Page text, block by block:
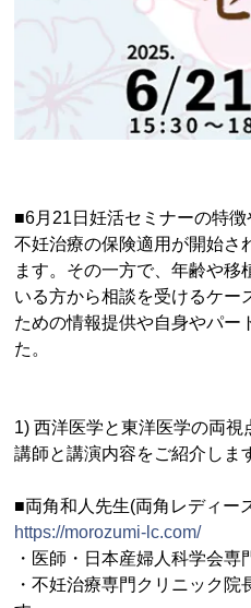
■6月21日妊活セミナーの特徴
不妊治療の保険適用が開始さ
ます。その一方で、年齢や
いる方から相談を受けるケー
ための情報提供や自身やパー
た。
1) 西洋医学と東洋医学の両
講師と講演内容をご紹介しま
■両角和人先生(両角レディー
https://morozumi-lc.com/
・医師・日本産婦人科学会
・不妊治療専門クリニック